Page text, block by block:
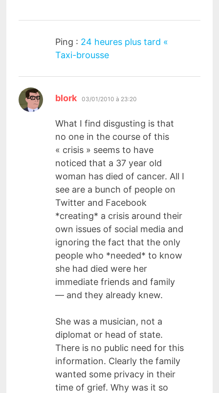
Ping : 24 heures plus tard «
Taxi-brousse
blork dit :
03/01/2010 à 23:20
What I find disgusting is that
no one in the course of this
« crisis » seems to have
noticed that a 37 year old
woman has died of cancer. All I
see are a bunch of people on
Twitter and Facebook
*creating* a crisis around their
own issues of social media and
ignoring the fact that the only
people who *needed* to know
she had died were her
immediate friends and family
— and they already knew.
She was a musician, not a
diplomat or head of state.
There is no public need for this
information. Clearly the family
wanted some privacy in their
time of grief. Why was it so